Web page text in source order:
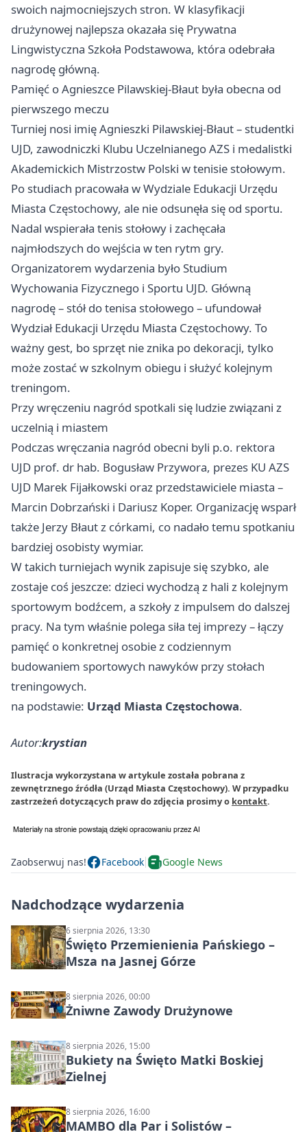
swoich najmocniejszych stron. W klasyfikacji
drużynowej najlepsza okazała się Prywatna
Lingwistyczna Szkoła Podstawowa, która odebrała
nagrodę główną.
Pamięć o Agnieszce Pilawskiej-Błaut była obecna od
pierwszego meczu
Turniej nosi imię Agnieszki Pilawskiej-Błaut – studentki
UJD, zawodniczki Klubu Uczelnianego AZS i medalistki
Akademickich Mistrzostw Polski w tenisie stołowym.
Po studiach pracowała w Wydziale Edukacji Urzędu
Miasta Częstochowy, ale nie odsunęła się od sportu.
Nadal wspierała tenis stołowy i zachęcała
najmłodszych do wejścia w ten rytm gry.
Organizatorem wydarzenia było Studium
Wychowania Fizycznego i Sportu UJD. Główną
nagrodę – stół do tenisa stołowego – ufundował
Wydział Edukacji Urzędu Miasta Częstochowy. To
ważny gest, bo sprzęt nie znika po dekoracji, tylko
może zostać w szkolnym obiegu i służyć kolejnym
treningom.
Przy wręczeniu nagród spotkali się ludzie związani z
uczelnią i miastem
Podczas wręczania nagród obecni byli p.o. rektora
UJD prof. dr hab. Bogusław Przywora, prezes KU AZS
UJD Marek Fijałkowski oraz przedstawiciele miasta –
Marcin Dobrzański i Dariusz Koper. Organizację wsparł
także Jerzy Błaut z córkami, co nadało temu spotkaniu
bardziej osobisty wymiar.
W takich turniejach wynik zapisuje się szybko, ale
zostaje coś jeszcze: dzieci wychodzą z hali z kolejnym
sportowym bodźcem, a szkoły z impulsem do dalszej
pracy. Na tym właśnie polega siła tej imprezy – łączy
pamięć o konkretnej osobie z codziennym
budowaniem sportowych nawyków przy stołach
treningowych.
na podstawie: Urząd Miasta Częstochowa.
Autor:krystian
Ilustracja wykorzystana w artykule została pobrana z
zewnętrznego źródła (Urząd Miasta Częstochowy). W przypadku
zastrzeżeń dotyczących praw do zdjęcia prosimy o kontakt.
Zaobserwuj nas! Facebook Google News
Nadchodzące wydarzenia
6 sierpnia 2026, 13:30
Święto Przemienienia Pańskiego –
Msza na Jasnej Górze
8 sierpnia 2026, 00:00
Żniwne Zawody Drużynowe
8 sierpnia 2026, 15:00
Bukiety na Święto Matki Boskiej
Zielnej
8 sierpnia 2026, 16:00
MAMBO dla Par i Solistów –